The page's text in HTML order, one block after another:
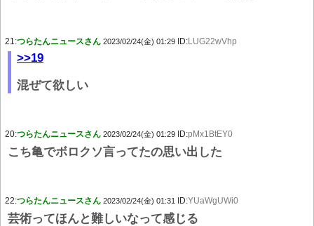
21:つらたんニュースさん 2023/02/24(金) 01:29 ID:LUG22wVhp
>>19
混ぜて欲しい
20:つらたんニュースさん 2023/02/24(金) 01:29 ID:pMx1BtEY0
こち亀でボロクソ言ってたの思い出した
22:つらたんニュースさん 2023/02/24(金) 01:31 ID:YUaWgUWi0
芸術ってほんと難しいなって感じる